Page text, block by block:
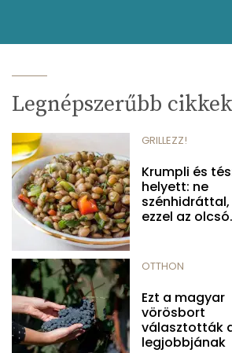
Legnépszerűbb cikkek
GRILLEZZ!
Krumpli és
helyett: ne
ezzel az
OTTHON
Ezt a magyar
vörösbort
választották
legjobbjának